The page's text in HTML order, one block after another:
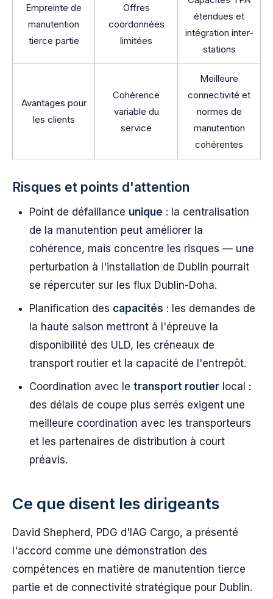
Empreinte de
manutention
tierce partie
Offres
coordonnées
limitées
étendues et
intégration inter-
stations
Avantages pour
les clients
Cohérence
variable du
service
Meilleure
connectivité et
normes de
manutention
cohérentes
Risques et points d'attention
Point de défaillance unique : la centralisation
de la manutention peut améliorer la
cohérence, mais concentre les risques — une
perturbation à l'installation de Dublin pourrait
se répercuter sur les flux Dublin-Doha.
Planification des capacités : les demandes de
la haute saison mettront à l'épreuve la
disponibilité des ULD, les créneaux de
transport routier et la capacité de l'entrepôt.
Coordination avec le transport routier local :
des délais de coupe plus serrés exigent une
meilleure coordination avec les transporteurs
et les partenaires de distribution à court
préavis.
Ce que disent les dirigeants
David Shepherd, PDG d'IAG Cargo, a présenté
l'accord comme une démonstration des
compétences en matière de manutention tierce
partie et de connectivité stratégique pour Dublin.